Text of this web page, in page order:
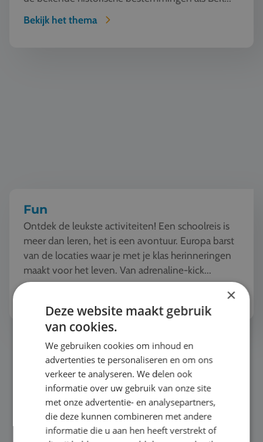
Bekijk het thema
Fun
Ontdek de leukste activiteiten! Een schoolreis is
meer dan leren, het is een avontuur. Europa barst
van de locaties waar je met je klas herinneringen
maakt voor het leven. Van adrenaline-kick...
×
Deze website maakt gebruik
van cookies.
We gebruiken cookies om inhoud en
advertenties te personaliseren en om ons
verkeer te analyseren. We delen ook
informatie over uw gebruik van onze site
met onze advertentie- en analysepartners,
die deze kunnen combineren met andere
informatie die u aan hen heeft verstrekt of